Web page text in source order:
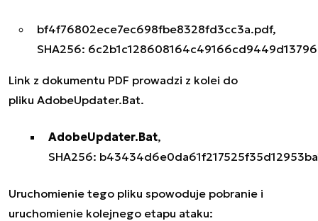
bf4f76802ece7ec698fbe8328fd3cc3a.pdf,
SHA256:
Link z dokumentu PDF prowadzi z kolei do
pliku AdobeUpdater.Bat.
AdobeUpdater.Bat,
SHA256:
Uruchomienie tego pliku spowoduje pobranie i
uruchomienie kolejnego etapu ataku: